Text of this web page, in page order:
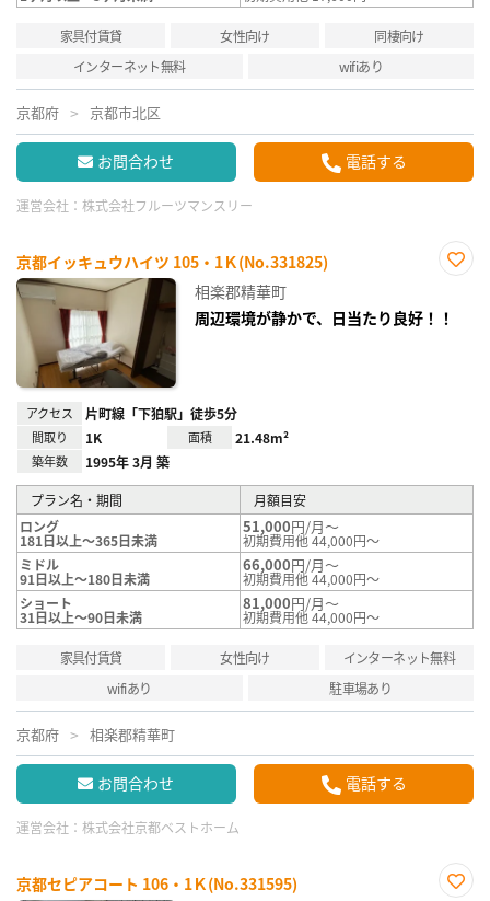
家具付賃貸 女性向け
同棲向け
インターネット無料
wifiあり
京都府 京都市北区
お問合わせ 電話する
運営会社： 株式会社フルーツマンスリー
京都イッキュウハイツ 105・1Ｋ(No.331825)
り登
録
相楽郡精華町
周辺環境が静かで、日当たり良好！！
アクセス 片町線「下狛駅」徒歩5分
間取り 1K 面積 21.48m²
築年数 1995年 3月 築
プラン名・期間
月額目安
ロング
181日以上～365日未満
51,000円/月～
初期費用他 44,000円～
ミドル
91日以上～180日未満
66,000円/月～
初期費用他 44,000円～
ショート
31日以上～90日未満
81,000円/月～
初期費用他 44,000円～
家具付賃貸 女性向け
インターネット無料
wifiあり
駐車場あり
京都府 相楽郡精華町
お問合わせ 電話する
運営会社： 株式会社京都ベストホーム
京都セピアコート 106・1Ｋ(No.331595)